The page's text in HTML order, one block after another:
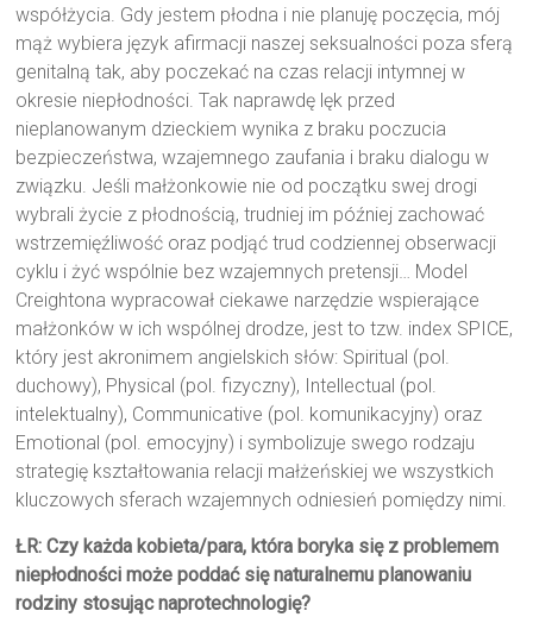
współżycia. Gdy jestem płodna i nie planuję poczęcia, mój
mąż wybiera język afirmacji naszej seksualności poza sferą
genitalną tak, aby poczekać na czas relacji intymnej w
okresie niepłodności. Tak naprawdę lęk przed
nieplanowanym dzieckiem wynika z braku poczucia
bezpieczeństwa, wzajemnego zaufania i braku dialogu w
związku. Jeśli małżonkowie nie od początku swej drogi
wybrali życie z płodnością, trudniej im później zachować
wstrzemięźliwość oraz podjąć trud codziennej obserwacji
cyklu i żyć wspólnie bez wzajemnych pretensji… Model
Creightona wypracował ciekawe narzędzie wspierające
małżonków w ich wspólnej drodze, jest to tzw. index SPICE,
który jest akronimem angielskich słów: Spiritual (pol.
duchowy), Physical (pol. fizyczny), Intellectual (pol.
intelektualny), Communicative (pol. komunikacyjny) oraz
Emotional (pol. emocyjny) i symbolizuje swego rodzaju
strategię kształtowania relacji małżeńskiej we wszystkich
kluczowych sferach wzajemnych odniesień pomiędzy nimi.
ŁR: Czy każda kobieta/para, która boryka się z problemem
niepłodności może poddać się naturalnemu planowaniu
rodziny stosując naprotechnologię?